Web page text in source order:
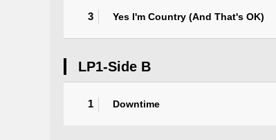
3 Yes I'm Country (And That's OK)
LP1-Side B
1 Downtime